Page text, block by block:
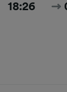
18:26